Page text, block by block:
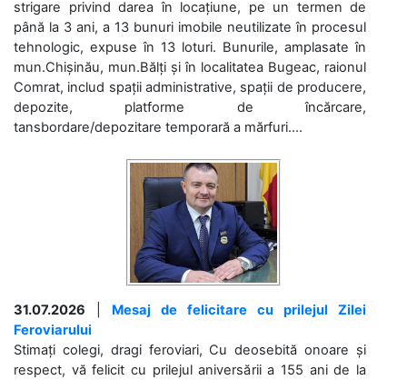
strigare privind darea în locațiune, pe un termen de
până la 3 ani, a 13 bunuri imobile neutilizate în procesul
tehnologic, expuse în 13 loturi. Bunurile, amplasate în
mun.Chișinău, mun.Bălți și în localitatea Bugeac, raionul
Comrat, includ spații administrative, spații de producere,
depozite, platforme de încărcare,
tansbordare/depozitare temporară a mărfuri....
31.07.2026
Mesaj de felicitare cu prilejul Zilei
Feroviarului
Stimați colegi, dragi feroviari, Cu deosebită onoare și
respect, vă felicit cu prilejul aniversării a 155 ani de la